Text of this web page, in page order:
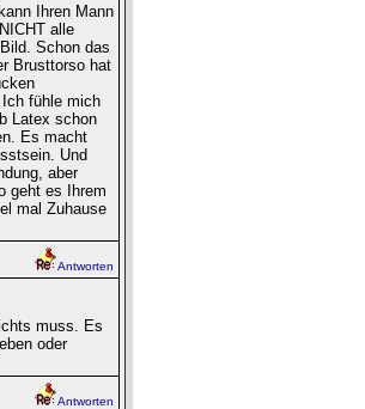
Ihren Mann
alle
Schon das
Brusttorso hat
fühle mich
Latex schon
Es macht
Und
aber
geht es Ihrem
mal Zuhause
Antworten
muss. Es
oder
Antworten